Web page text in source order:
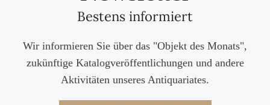
Bestens informiert
Wir informieren Sie über das "Objekt des Monats",
zukünftige Katalogveröffentlichungen und andere
Aktivitäten unseres Antiquariates.